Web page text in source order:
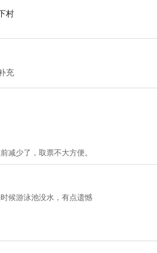
村
充
减少了，取票不大方便。
候游泳池没水，有点遗憾